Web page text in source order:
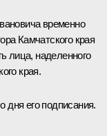
временно
Камчатского края
лица, наделенного
края.
дня его подписания.